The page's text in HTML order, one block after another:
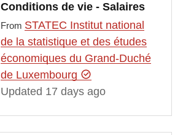
Conditions de vie - Salaires
From STATEC Institut national
de la statistique et des études
économiques du Grand-Duché
de Luxembourg
Updated 17 days ago